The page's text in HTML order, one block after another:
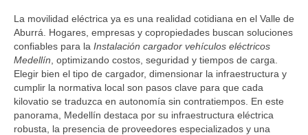
La movilidad eléctrica ya es una realidad cotidiana en el Valle de
Aburrá. Hogares, empresas y copropiedades buscan soluciones
confiables para la Instalación cargador vehículos eléctricos
Medellín , optimizando costos, seguridad y tiempos de carga.
Elegir bien el tipo de cargador, dimensionar la infraestructura y
cumplir la normativa local son pasos clave para que cada
kilovatio se traduzca en autonomía sin contratiempos. En este
panorama, Medellín destaca por su infraestructura eléctrica
robusta, la presencia de proveedores especializados y una